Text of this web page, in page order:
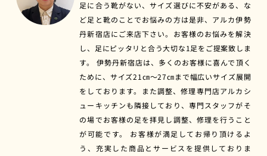
足に合う靴がない、サイズ選びに不安がある、な
ど足と靴のことでお悩みの方は是非、アルカ伊勢
丹新宿店にご来店下さい。お客様のお悩みを解決
し、足にピッタリと合う大切な1足をご提案致しま
す。 伊勢丹新宿店は、多くのお客様に喜んで頂く
ために、サイズ21㎝～27㎝まで幅広いサイズ展開
をしております。また調整、修理専門店アルカシ
ューキッチンも隣接しており、専門スタッフがそ
の場でお客様の足を拝見し調整、修理を行うこと
が可能です。 お客様が満足してお帰り頂けるよ
う、充実した商品とサービスを提供しておりま